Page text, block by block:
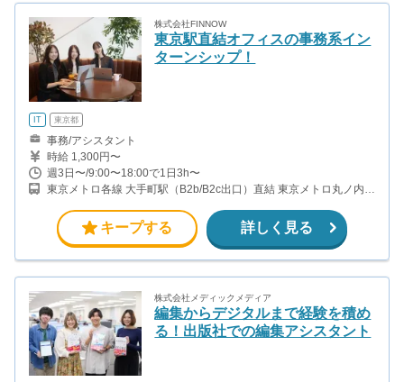
株式会社FINNOW
東京駅直結オフィスの事務系イン
ターンシップ！
IT 東京都
事務/アシスタント
時給 1,300円〜
週3日〜/9:00〜18:00で1日3h〜
東京メトロ各線 大手町駅（B2b/B2c出口）直結 東京メトロ丸ノ内線
歩3分（駅直結）
キープする 詳しく見る
株式会社メディックメディア
編集からデジタルまで経験を積め
る！出版社での編集アシスタント